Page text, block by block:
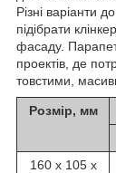
Різні варіанти
підібрати
фасаду.
проектів, де
товстими,
Розмір, мм
160 х 105 х